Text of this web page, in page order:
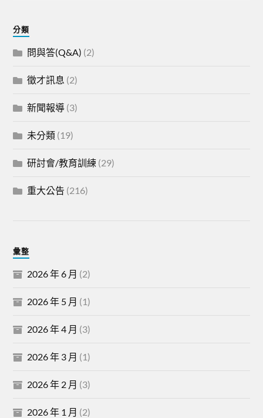
分類
問與答(Q&A) (2)
徵才訊息 (2)
新聞報導 (3)
未分類 (19)
研討會/教育訓練 (29)
重大公告 (216)
彙整
2026 年 6 月 (2)
2026 年 5 月 (1)
2026 年 4 月 (3)
2026 年 3 月 (1)
2026 年 2 月 (3)
2026 年 1 月 (2)